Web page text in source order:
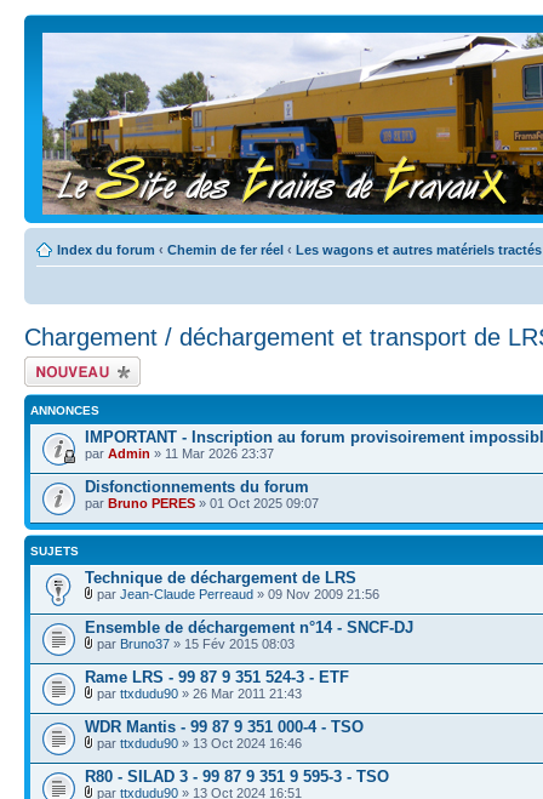
Index du forum ‹ Chemin de fer réel ‹ Les wagons et autres matériels tractés
Chargement / déchargement et transport de
Écrire un nouveau
sujet
ANNONCES
IMPORTANT - Inscription au forum provisoirement
par Admin » 11 Mar 2026 23:37
Disfonctionnements du forum
par Bruno PERES » 01 Oct 2025 09:07
SUJETS
Technique de déchargement de LRS
par Jean-Claude Perreaud » 09 Nov 2009 21:56
Ensemble de déchargement n°14 - SNCF-DJ
par Bruno37 » 15 Fév 2015 08:03
Rame LRS - 99 87 9 351 524-3 - ETF
par ttxdudu90 » 26 Mar 2011 21:43
WDR Mantis - 99 87 9 351 000-4 - TSO
par ttxdudu90 » 13 Oct 2024 16:46
R80 - SILAD 3 - 99 87 9 351 9 595-3 - TSO
par ttxdudu90 » 13 Oct 2024 16:51